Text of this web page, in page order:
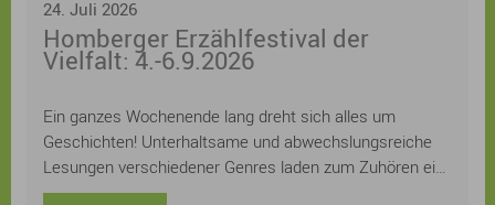
24. Juli 2026
Homberger Erzählfestival der
Vielfalt: 4.-6.9.2026
Ein ganzes Wochenende lang dreht sich alles um
Geschichten! Unterhaltsame und abwechslungsreiche
Lesungen verschiedener Genres laden zum Zuhören ein:
Kerstin Gier, Kathrin Lange, Judith Hoersch, Sven